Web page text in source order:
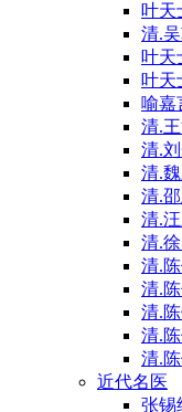
叶天
清.
叶天
叶天
喻嘉
清.
清.
清.
清.
清.
清.
清.
清.
清.
清.
清.
近代名医
张锡